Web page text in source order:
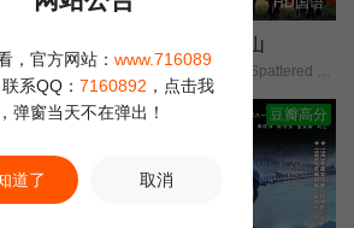
8.0 陈之辉/李为民/王岗岗/谢宁/王程/王品一/文祈/刘姝彤/魏兆雄/邱晨阳/
浴血困牛山
6.0 Blood-Spattered Cliff/
正片 豆瓣高分
，官方网站： www.716089
联系QQ： 7160892 ，点击我
弹窗当天不在弹出！
道了 取消